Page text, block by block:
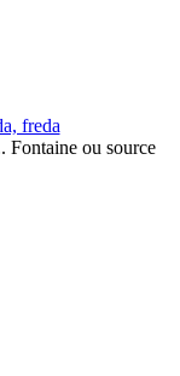
freda
ou source